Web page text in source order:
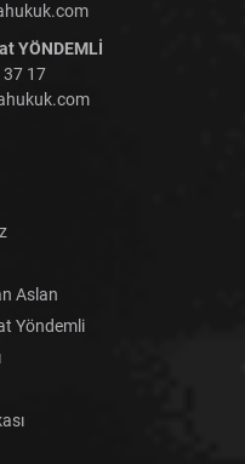
YÖNDEMLİ
37 17
Aslan
Yöndemli